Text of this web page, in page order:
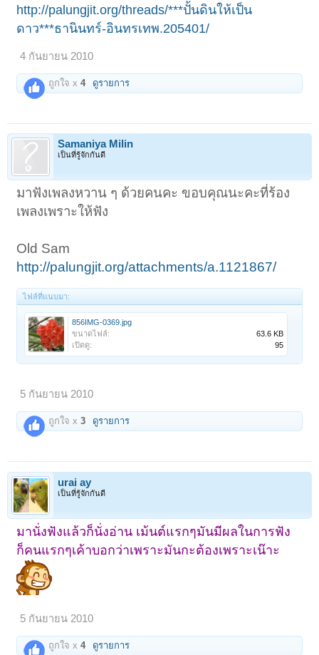
http://palungjit.org/threads/***ปั้นดินให้เป็น
ดาว***ธานินทร์-อินทรเทพ.205401/
4 กันยายน 2010
ถูกใจ x4 ดูรายการ
Samaniya Milin
เป็นที่รู้จักกันดี
มาฟังเพลงหวาน ๆ ด้วยคนคะ ขอบคุณนะคะที่ร้อง
เพลงเพราะให้ฟัง
Old Sam
http://palungjit.org/attachments/a.1121867/
ไฟล์ที่แนบมา:
856IMG-0369.jpg
ขนาดไฟล์:
63.6 KB
เปิดดู:
95
5 กันยายน 2010
ถูกใจ x3 ดูรายการ
urai ay
เป็นที่รู้จักกันดี
มานั่งฟังแล้วก็นั่งอ่าน เม้นต์แรกๆมันมีผลในการฟัง
ก็คนแรกๆเค้าบอกว่าเพราะมันกะต้องเพราะเน๊าะ
5 กันยายน 2010
ถูกใจ x4 ดูรายการ